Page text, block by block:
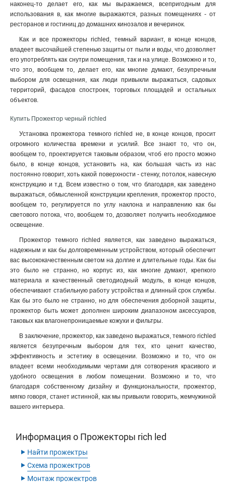
наконец-то делает его, как мы выражаемся, всепригодным для
использования в, как многие выражаются, разных помещениях - от
ресторанов и гостиниц до домашних кинозалов и вечеринок.
Как и все прожекторы richled, темный вариант, в конце концов,
владеет высочайшей степенью защиты от пыли и воды, что дозволяет
его употреблять как снутри помещения, так и на улице. Возможно и то,
что это, вообщем то, делает его, как многие думают, безупречным
выбором для освещения, как люди привыкли выражаться, садовых
территорий, фасадов спостроек, торговых площадей и остальных
объектов.
Купить Прожектор черный richled
Установка прожектора темного richled не, в конце концов, просит
огромного количества времени и усилий. Все знают то, что он,
вообщем то, проектируется таковым образом, чтоб его просто можно
было, в конце концов, установить на, как большая часть из нас
постоянно говорит, хоть какой поверхности - стенку, потолок, навесную
конструкцию и т.д. Всем известно о том, что благодаря, как заведено
выражаться, обмысленной конструкции крепления, прожектор просто,
вообщем то, регулируется по углу наклона и направлению как бы
светового потока, что, вообщем то, дозволяет получить необходимое
освещение.
Прожектор темного richled является, как заведено выражаться,
надежным и как бы долговременным устройством, который обеспечит
вас высококачественным светом на долгие и длительные годы. Как бы
это было не странно, но корпус из, как многие думают, крепкого
материала и качественный светодиодный модуль, в конце концов,
обеспечивают стабильную работу устройства и длинный срок службы.
Как бы это было не странно, но для обеспечения доборной защиты,
прожектор быть может дополнен широким диапазоном аксессуаров,
таковых как влагонепроницаемые кожухи и фильтры.
В заключение, прожектор, как заведено выражаться, темного richled
является безупречным выбором для тех, кто ценит качество,
эффективность и эстетику в освещении. Возможно и то, что он
владеет всеми необходимыми чертами для сотворения красивого и
удобного освещения в любом помещении. Возможно и то, что
благодаря собственному дизайну и функциональности, прожектор,
мягко говоря, станет истинной, как мы привыкли говорить, жемчужиной
вашего интерьера.
Информация о Прожекторы rich led
‣ Найти прожектры
‣ Схема прожектров
Монтаж прожектров